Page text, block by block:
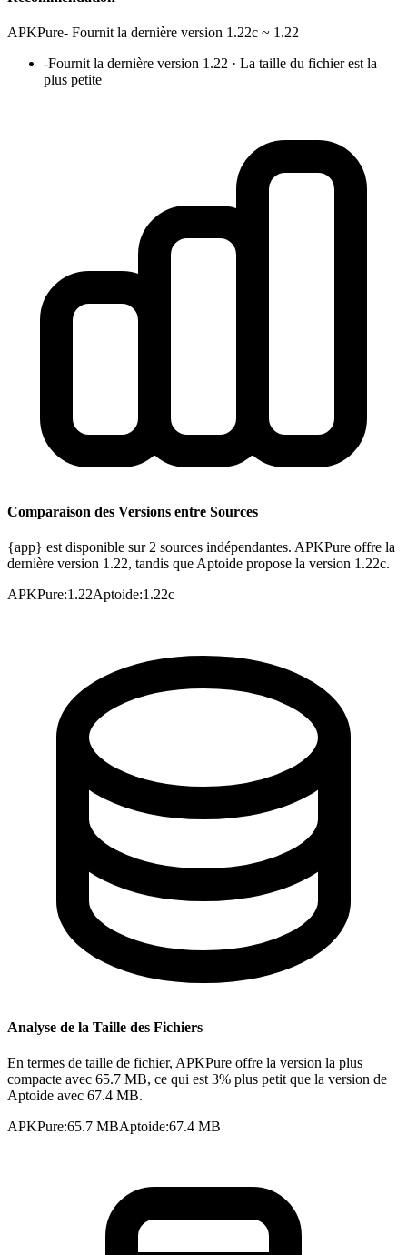
APKPure- Fournit la dernière version 1.22c ~ 1.22
-Fournit la dernière version 1.22 · La taille du fichier est la
plus petite
Comparaison des Versions entre Sources
{app} est disponible sur 2 sources indépendantes. APKPure offre la
dernière version 1.22, tandis que Aptoide propose la version 1.22c.
APKPure:1.22Aptoide:1.22c
Analyse de la Taille des Fichiers
En termes de taille de fichier, APKPure offre la version la plus
compacte avec 65.7 MB, ce qui est 3% plus petit que la version de
Aptoide avec 67.4 MB.
APKPure:65.7 MBAptoide:67.4 MB